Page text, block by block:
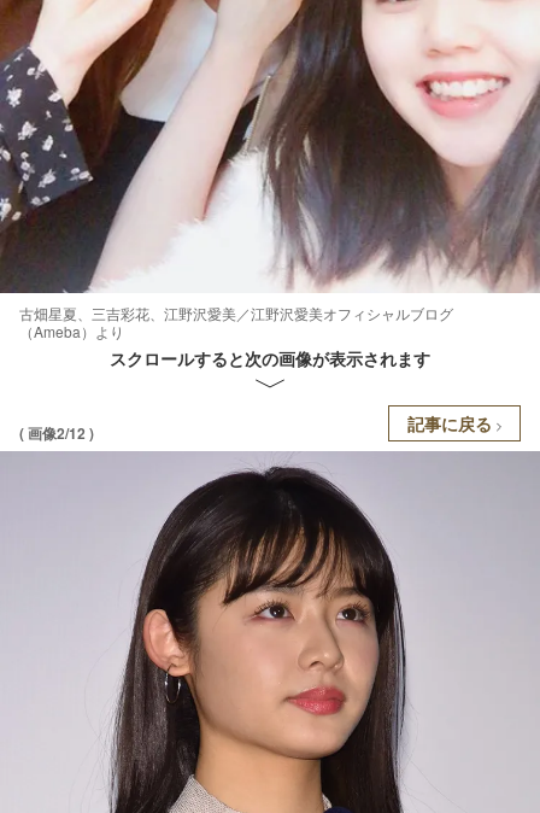
古畑星夏、三吉彩花、江野沢愛美／江野沢愛美オフィシャルブログ
（Ameba）より
スクロールすると次の画像が表示されます
( 画像2/12 ) 記事に戻る